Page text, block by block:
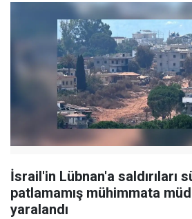
İsrail'in Lübnan'a saldırıları
patlamamış mühimmata
yaralandı